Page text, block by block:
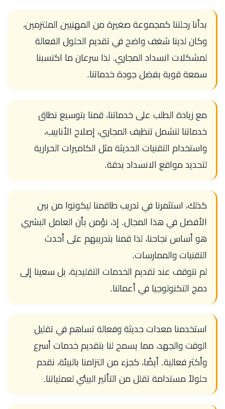
بدأنا رحلتنا كمجموعة صغيرة من المهنيين الملتزمين،
وكان لدينا شغف واضح في تقديم الحلول الفعالة
لمشكلات انسداد المجاري. لذا سرعان ما اكتسبنا
سمعة قوية بفضل جودة خدماتنا.
مع زيادة الطلب على خدماتنا، قمنا بتوسيع نطاق
خدماتنا لتشمل تنظيف المجاري، إصلاح الأنابيب،
واستخدام التقنيات الحديثة مثل الكاميرات الحرارية
لتحديد مواقع الانسداد بدقة.
كذلك، استثمرنا في تدريب طاقمنا ليكونوا من بين
الأفضل في هذا المجال. إذ، نؤمن بأن العامل البشري
هو أساس نجاحنا، لذا قمنا بتدريبهم على أحدث
التقنيات والممارسات.
لم نتوقف عند تقديم الخدمات التقليدية، بل سعينا إلى
دمج التكنولوجيا في أعمالنا.
استخدمنا معدات حديثة وفعالة تساهم في تقليل
الوقت والجهد، مما يسمح لنا بتقديم خدمات أسرع
وأكثر فعالية. أيضًا، كجزء من التزامنا بالبيئة، نقدم
حلولاً مستدامة تقلل من التأثير البيئي لعملياتنا.